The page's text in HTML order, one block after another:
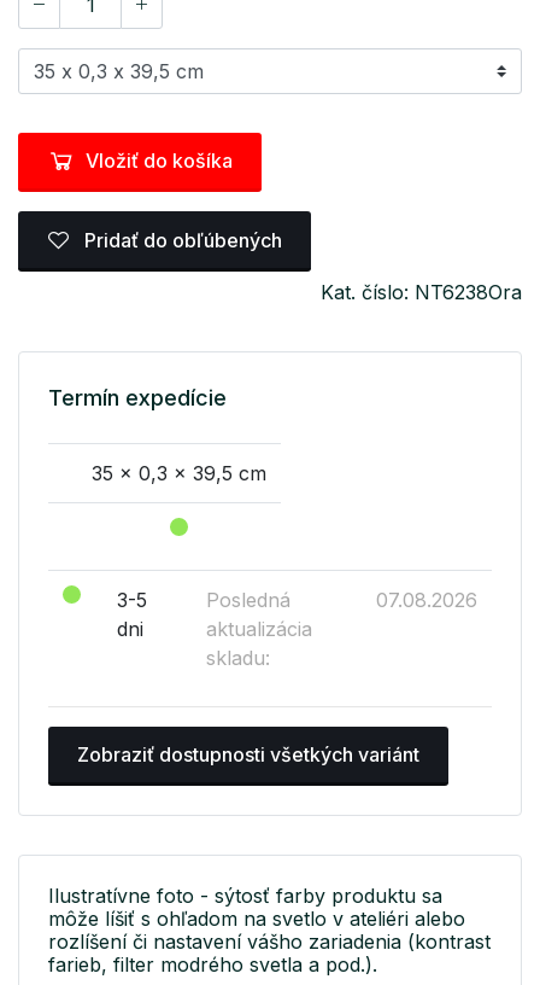
Vložiť do košíka
Pridať do obľúbených
Kat. číslo: NT6238Ora
Termín expedície
35 x 0,3 x 39,5 cm
3-5
dni
Posledná
aktualizácia
skladu:
07.08.2026
Zobraziť dostupnosti všetkých variánt
Ilustratívne foto - sýtosť farby produktu sa
môže líšiť s ohľadom na svetlo v ateliéri alebo
rozlíšení či nastavení vášho zariadenia (kontrast
farieb, filter modrého svetla a pod.).